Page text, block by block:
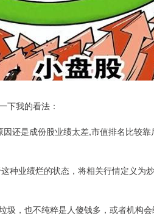
下我的看法：
还是成份股业绩太差,市值排名比较
种业绩烂的状态，将相关行情定义为
圾，也不纯粹是人傻钱多，或者机构